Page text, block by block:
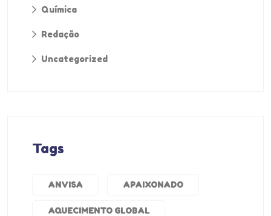
Química
Redação
Uncategorized
Tags
ANVISA APAIXONADO
AQUECIMENTO GLOBAL